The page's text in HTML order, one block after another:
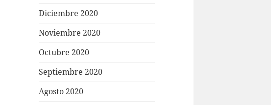
Diciembre 2020
Noviembre 2020
Octubre 2020
Septiembre 2020
Agosto 2020